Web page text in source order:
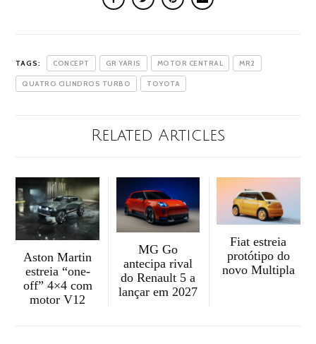
TAGS: CONCEPT GR YARIS MOTOR CENTRAL MR2
QUATRO CILINDROS TURBO TOYOTA
Related Articles
Aston Martin
estreia “one-
off” 4×4 com
motor V12
MG Go
antecipa rival
do Renault 5 a
lançar em 2027
Fiat estreia
protótipo do
novo Multipla